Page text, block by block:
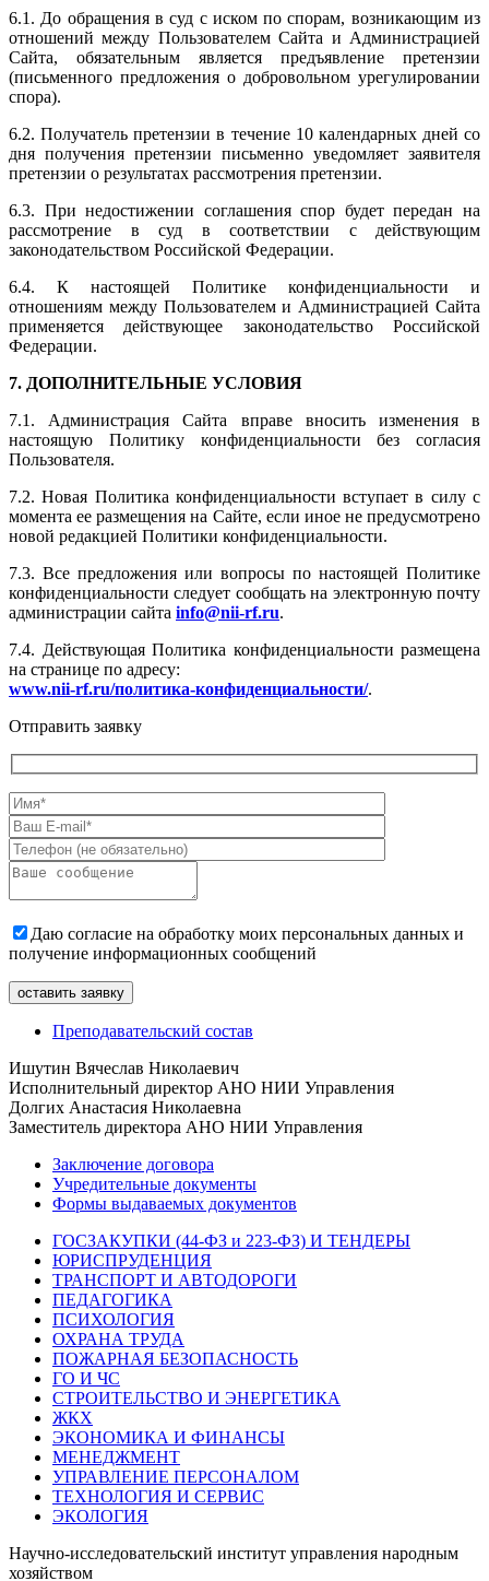
6.1. До обращения в суд с иском по спорам, возникающим из
отношений между Пользователем Сайта и Администрацией
Сайта, обязательным является предъявление претензии
(письменного предложения о добровольном урегулировании
спора).
6.2. Получатель претензии в течение 10 календарных дней со
дня получения претензии письменно уведомляет заявителя
претензии о результатах рассмотрения претензии.
6.3. При недостижении соглашения спор будет передан на
рассмотрение в суд в соответствии с действующим
законодательством Российской Федерации.
6.4. К настоящей Политике конфиденциальности и
отношениям между Пользователем и Администрацией Сайта
применяется действующее законодательство Российской
Федерации.
7. ДОПОЛНИТЕЛЬНЫЕ УСЛОВИЯ
7.1. Администрация Сайта вправе вносить изменения в
настоящую Политику конфиденциальности без согласия
Пользователя.
7.2. Новая Политика конфиденциальности вступает в силу с
момента ее размещения на Сайте, если иное не предусмотрено
новой редакцией Политики конфиденциальности.
7.3. Все предложения или вопросы по настоящей Политике
конфиденциальности следует сообщать на электронную почту
администрации сайта info@nii-rf.ru.
7.4. Действующая Политика конфиденциальности размещена
на странице по адресу:
www.nii-rf.ru/политика-конфиденциальности/.
Отправить заявку
Даю согласие на обработку моих персональных данных и
получение информационных сообщений
Преподавательский состав
Ишутин Вячеслав Николаевич
Исполнительный директор АНО НИИ Управления
Долгих Анастасия Николаевна
Заместитель директора АНО НИИ Управления
Заключение договора
Учредительные документы
Формы выдаваемых документов
ГОСЗАКУПКИ (44-ФЗ и 223-ФЗ) И ТЕНДЕРЫ
ЮРИСПРУДЕНЦИЯ
ТРАНСПОРТ И АВТОДОРОГИ
ПЕДАГОГИКА
ПСИХОЛОГИЯ
ОХРАНА ТРУДА
ПОЖАРНАЯ БЕЗОПАСНОСТЬ
ГО И ЧС
СТРОИТЕЛЬСТВО И ЭНЕРГЕТИКА
ЖКХ
ЭКОНОМИКА И ФИНАНСЫ
МЕНЕДЖМЕНТ
УПРАВЛЕНИЕ ПЕРСОНАЛОМ
ТЕХНОЛОГИЯ И СЕРВИС
ЭКОЛОГИЯ
Научно-исследовательский институт управления народным
хозяйством